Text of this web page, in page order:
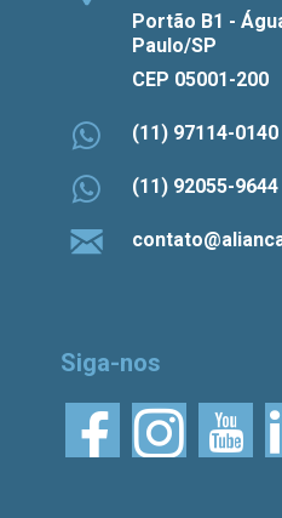
Portão B1 -
Paulo/SP
CEP 05001-200
(11) 97114-0140
(11) 92055-9644
Siga-nos